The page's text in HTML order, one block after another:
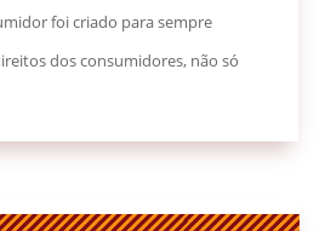
foi criado para sempre
dos consumidores, não só